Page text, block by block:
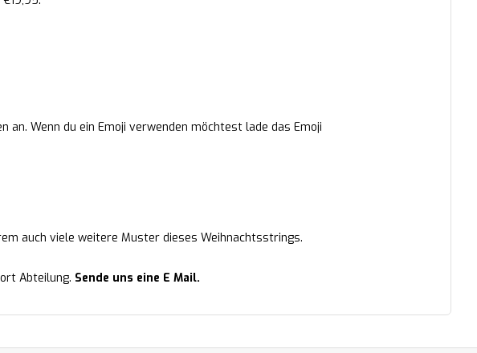
an. Wenn du ein Emoji verwenden möchtest lade das Emoji
auch viele weitere Muster dieses Weihnachtsstrings.
Abteilung. Sende uns eine E Mail.